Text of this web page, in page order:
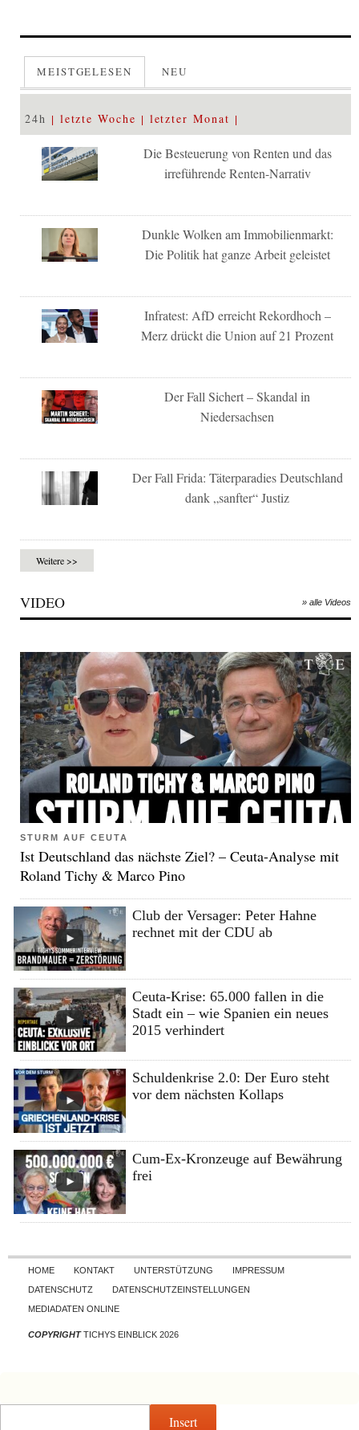
MEISTGELESEN NEU
24h letzte Woche letzter Monat
Die Besteuerung von Renten und das
irreführende Renten-Narrativ
Dunkle Wolken am Immobilienmarkt:
Die Politik hat ganze Arbeit geleistet
Infratest: AfD erreicht Rekordhoch –
Merz drückt die Union auf 21 Prozent
Der Fall Sichert – Skandal in
Niedersachsen
Der Fall Frida: Täterparadies Deutschland
dank „sanfter“ Justiz
Weitere >>
VIDEO » alle Videos
STURM AUF CEUTA
Ist Deutschland das nächste Ziel? – Ceuta-Analyse mit
Roland Tichy & Marco Pino
Club der Versager: Peter Hahne
rechnet mit der CDU ab
Ceuta-Krise: 65.000 fallen in die
Stadt ein – wie Spanien ein neues
2015 verhindert
Schuldenkrise 2.0: Der Euro steht
vor dem nächsten Kollaps
Cum-Ex-Kronzeuge auf Bewährung
frei
Skip to content
HOME KONTAKT UNTERSTÜTZUNG
IMPRESSUM
DATENSCHUTZ
DATENSCHUTZEINSTELLUNGEN
MEDIADATEN ONLINE
COPYRIGHTTICHYS EINBLICK 2026
Insert